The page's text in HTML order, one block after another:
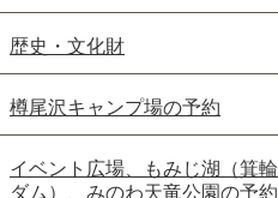
歴史・文化財
樽尾沢キャンプ場の予約
イベント広場、もみじ湖（箕輪
ダム）、みのわ天竜公園の予約